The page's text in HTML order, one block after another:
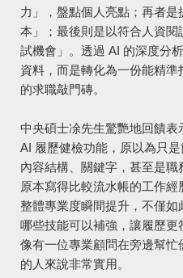
力」，盤點個人亮點；再者
本」；最後則是以符合人資
試機會」。透過 AI 的深度分
資料，而是轉化為一份能精
的求職敲門磚。
中央碩士凃先生驚艷地回饋
AI 履歷健檢功能，原以為只
內容結構、關鍵字，甚至是
原本寫得比較流水帳的工作
整體專業度瞬間提升，不僅
哪些技能可以補強，讓履歷
像有一位專業顧問在旁邊幫
的人來說非常實用。